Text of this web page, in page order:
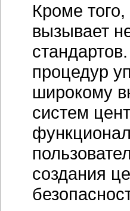
Кроме
вызывает
процедур
широкому
систем
создания